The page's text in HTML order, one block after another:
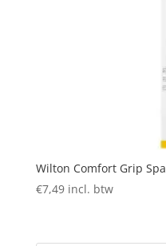
Wilton Comfort Grip
€7,49 incl. btw